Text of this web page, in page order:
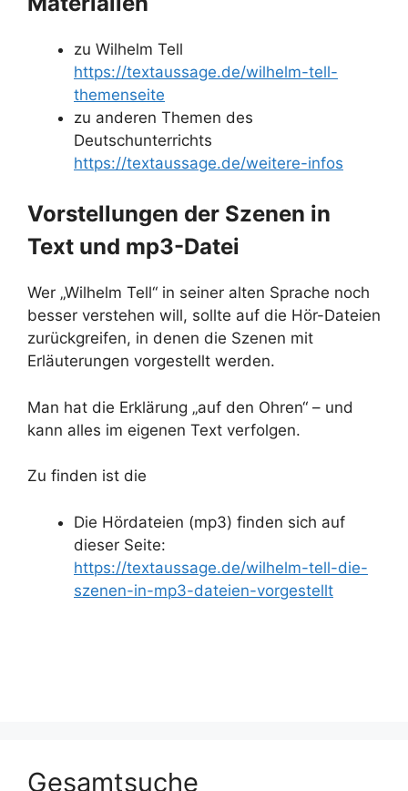
zu Wilhelm Tell
https://textaussage.de/wilhelm-tell-
themenseite
zu anderen Themen des
Deutschunterrichts
https://textaussage.de/weitere-infos
Vorstellungen der Szenen in
Text und mp3-Datei
Wer „Wilhelm Tell“ in seiner alten Sprache noch
besser verstehen will, sollte auf die Hör-Dateien
zurückgreifen, in denen die Szenen mit
Erläuterungen vorgestellt werden.
Man hat die Erklärung „auf den Ohren“ – und
kann alles im eigenen Text verfolgen.
Zu finden ist die
Die Hördateien (mp3) finden sich auf
dieser Seite:
https://textaussage.de/wilhelm-tell-die-
szenen-in-mp3-dateien-vorgestellt
Gesamtsuche